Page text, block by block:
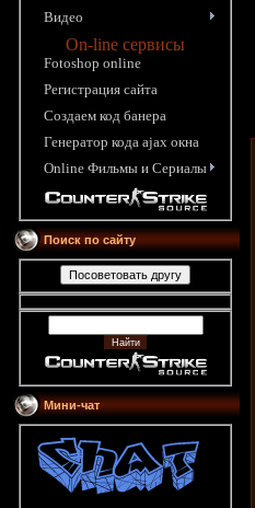
Видео
On-line сервисы
Fotoshop online
Pегистрация сайта
Создаем код банера
Генератор кода ajax окна
Online Фильмы и Сериалы
Поиск по сайту
Мини-чат